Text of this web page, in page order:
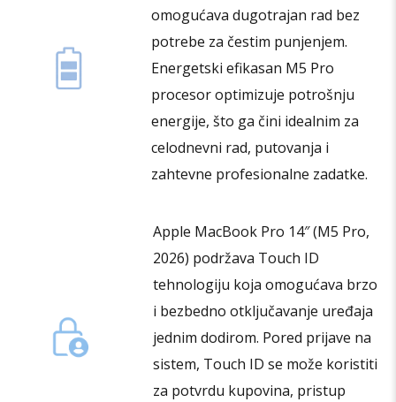
omogućava dugotrajan rad bez
potrebe za čestim punjenjem.
Energetski efikasan M5 Pro
procesor optimizuje potrošnju
energije, što ga čini idealnim za
celodnevni rad, putovanja i
zahtevne profesionalne zadatke.
Apple MacBook Pro 14″ (M5 Pro,
2026) podržava Touch ID
tehnologiju koja omogućava brzo
i bezbedno otključavanje uređaja
jednim dodirom. Pored prijave na
sistem, Touch ID se može koristiti
za potvrdu kupovina, pristup